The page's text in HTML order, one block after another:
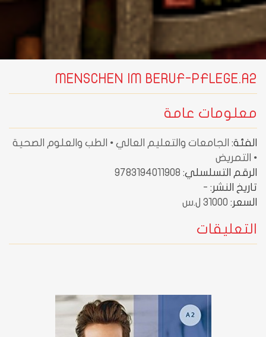
MENSCHEN IM BERUF-PFLEGE.A2
معلومات عامة
الفئة: الجامعات والتعليم العالي • الطب والعلوم الصحية
• التمريض
الرقم التسلسلي: 9783194011908
تاريخ النشر: -
السعر: 31000 ل.س
التعليقات